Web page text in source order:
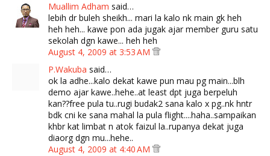
Muallim Adham said…
lebih dr buleh sheikh... mari la kalo nk main gk heh
heh heh... kawe pon ada jugak ajar member guru satu
sekolah dgn kawe... heh heh
August 4, 2009 at 3:53 AM
P.Wakuba said…
ok la adhe...kalo dekat kawe pun mau pg main...blh
demo ajar kawe..hehe..at least dpt juga berpeluh
kan??free pula tu..rugi budak2 sana kalo x pg..nk hntr
bdk cni ke sana mahal la pula flight....haha..sampaikan
khbr kat limbat n atok faizul la..rupanya dekat juga
diaorg dgn mu...hehe..
August 4, 2009 at 4:40 AM